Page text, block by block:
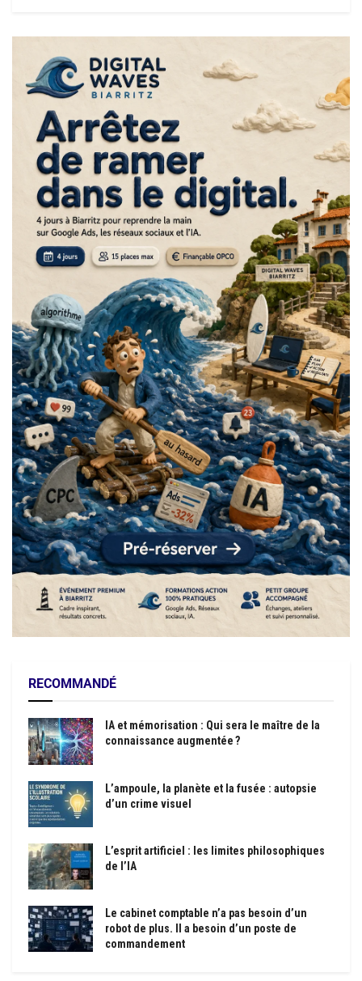
RECOMMANDÉ
IA et mémorisation : Qui sera le maître de la
connaissance augmentée ?
L’ampoule, la planète et la fusée : autopsie
d’un crime visuel
L’esprit artificiel : les limites philosophiques
de l’IA
Le cabinet comptable n’a pas besoin d’un
robot de plus. Il a besoin d’un poste de
commandement